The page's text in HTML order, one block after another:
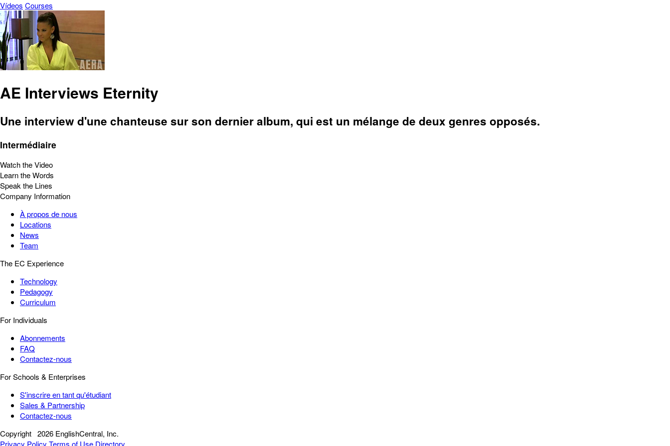
Vídeos Courses
AE Interviews Eternity
Une interview d'une chanteuse sur son dernier album, qui est un mélange de deux genres opposés.
Intermédiaire
Watch the Video
Learn the Words
Speak the Lines
Company Information
À propos de nous
Locations
News
Team
The EC Experience
Technology
Pedagogy
Curriculum
For Individuals
Abonnements
FAQ
Contactez-nous
For Schools & Enterprises
S'inscrire en tant qu'étudiant
Sales & Partnership
Contactez-nous
Copyright 2026 EnglishCentral, Inc.